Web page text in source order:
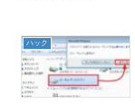
ハック